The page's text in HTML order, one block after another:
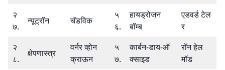
२
७.
न्यूट्रॉन चॅडविक
५
६.
हायड्रोजन
बॉम्ब
एडवर्ड टेल
र
२
८.
क्षेपणास्त्र
वर्नर व्होन
क्राऊन
५
७.
कार्बन-डाय-ऑ
क्साइड
रॉन हेल
मॉड